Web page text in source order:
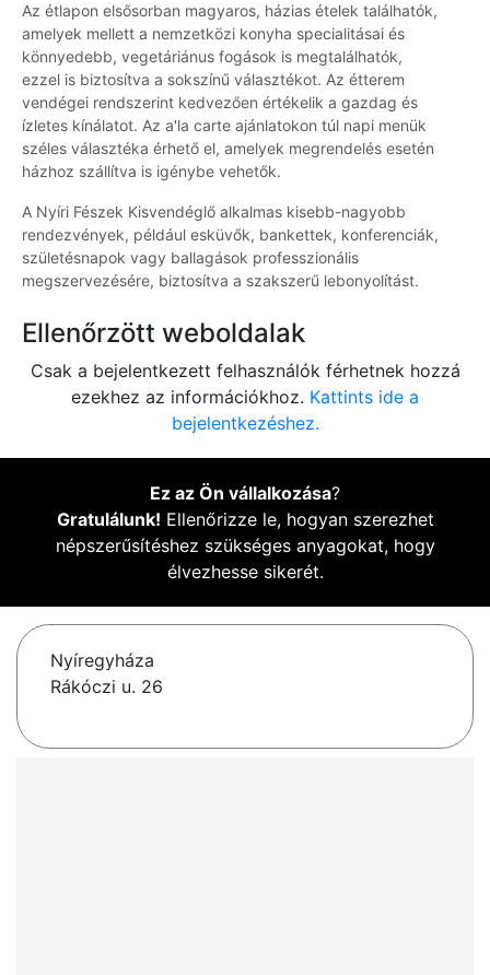
Az étlapon elsősorban magyaros, házias ételek találhatók,
amelyek mellett a nemzetközi konyha specialitásai és
könnyedebb, vegetáriánus fogások is megtalálhatók,
ezzel is biztosítva a sokszínű választékot. Az étterem
vendégei rendszerint kedvezően értékelik a gazdag és
ízletes kínálatot. Az a'la carte ajánlatokon túl napi menük
széles választéka érhető el, amelyek megrendelés esetén
házhoz szállítva is igénybe vehetők.
A Nyíri Fészek Kisvendéglő alkalmas kisebb-nagyobb
rendezvények, például esküvők, bankettek, konferenciák,
születésnapok vagy ballagások professzionális
megszervezésére, biztosítva a szakszerű lebonyolítást.
Ellenőrzött weboldalak
Csak a bejelentkezett felhasználók férhetnek hozzá
ezekhez az információkhoz. Kattints ide a
bejelentkezéshez.
Ez az Ön vállalkozása?
Gratulálunk! Ellenőrizze le, hogyan szerezhet
népszerűsítéshez szükséges anyagokat, hogy
élvezhesse sikerét.
Nyíregyháza
Rákóczi u. 26